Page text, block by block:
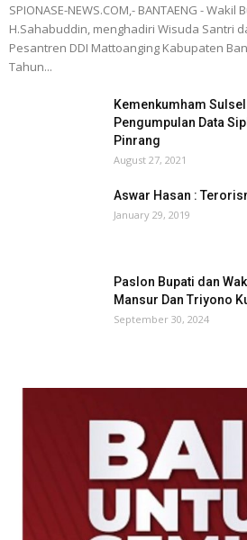
SPIONASE-NEWS.COM,- BANTAENG -
H.Sahabuddin, menghadiri Wisuda Santri
Pesantren DDI Mattoanging Kabupaten
Tahun...
Kemenkumham
Pengumpulan Data
Pinrang
August 27, 2021
Aswar Hasan :
January 29, 2019
Paslon Bupati dan
Mansur Dan Triyono
September 30, 2024